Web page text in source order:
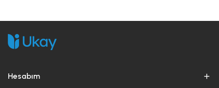
Hesabım